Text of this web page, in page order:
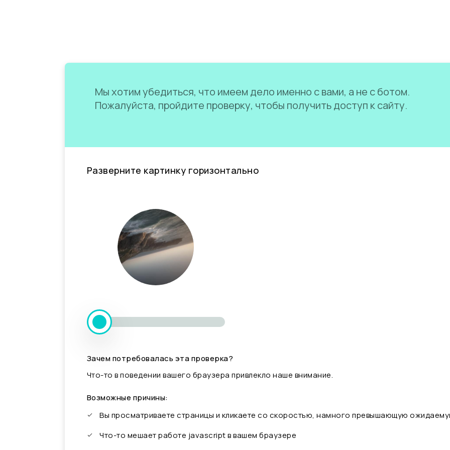
Мы хотим убедиться, что имеем дело именно с вами, а не с ботом.
Пожалуйста, пройдите проверку, чтобы получить доступ к сайту.
Разверните картинку горизонтально
Зачем потребовалась эта проверка?
Что-то в поведении вашего браузера привлекло наше внимание.
Возможные причины:
Вы просматриваете страницы и кликаете со скоростью, намного превышающую
Что-то мешает работе javascript в вашем браузере